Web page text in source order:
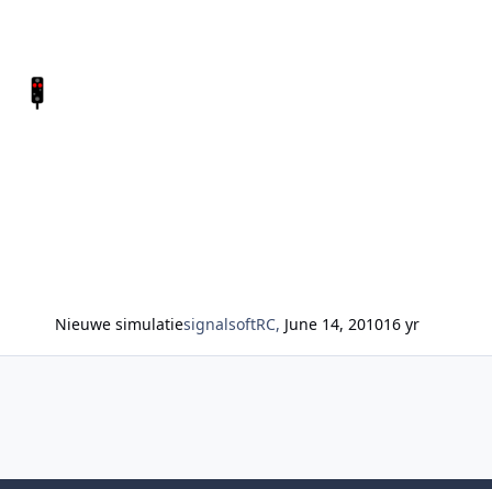
Nieuwe simulatiesignalsoftRC, June 14, 201016 yr